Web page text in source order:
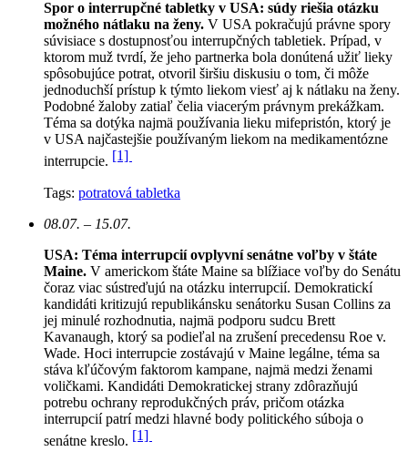
Spor o interrupčné tabletky v USA: súdy riešia otázku
možného nátlaku na ženy. V USA pokračujú právne spory
súvisiace s dostupnosťou interrupčných tabletiek. Prípad, v
ktorom muž tvrdí, že jeho partnerka bola donútená užiť lieky
spôsobujúce potrat, otvoril širšiu diskusiu o tom, či môže
jednoduchší prístup k týmto liekom viesť aj k nátlaku na ženy.
Podobné žaloby zatiaľ čelia viacerým právnym prekážkam.
Téma sa dotýka najmä používania lieku mifepristón, ktorý je
v USA najčastejšie používaným liekom na medikamentózne
interrupcie. [1]
Tags: potratová tabletka
08.07. – 15.07.
USA: Téma interrupcií ovplyvní senátne voľby v štáte
Maine. V americkom štáte Maine sa blížiace voľby do Senátu
čoraz viac sústreďujú na otázku interrupcií. Demokratickí
kandidáti kritizujú republikánsku senátorku Susan Collins za
jej minulé rozhodnutia, najmä podporu sudcu Brett
Kavanaugh, ktorý sa podieľal na zrušení precedensu Roe v.
Wade. Hoci interrupcie zostávajú v Maine legálne, téma sa
stáva kľúčovým faktorom kampane, najmä medzi ženami
voličkami. Kandidáti Demokratickej strany zdôrazňujú
potrebu ochrany reprodukčných práv, pričom otázka
interrupcií patrí medzi hlavné body politického súboja o
senátne kreslo. [1]